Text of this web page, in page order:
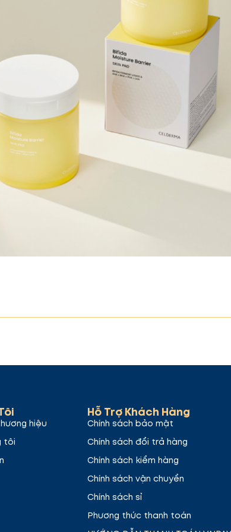
Nước Hoa Hồng (Rosa Centifolia
Hyaluronate, Disodium EDTA, Dầu Hoa
hiệu
tôi
Hỗ Trợ Khách Hàng
Chính sách bảo mật
Chính sách đổi trả hàng
Chính sách kiểm hàng
Chính sách vận chuyển
Chính sách sỉ
Phương thức thanh toán